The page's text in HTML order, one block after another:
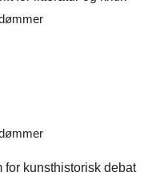
for kunsthistorisk debat